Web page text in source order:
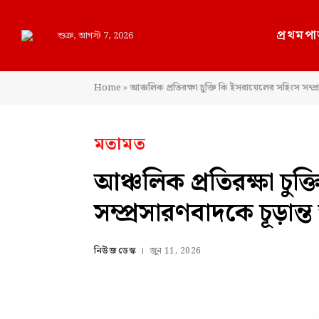
শুক্র, আগস্ট 7, 2026
Home»আঞ্চলিক প্রতিরক্ষা চুক্তি কি ইসরায়েলের সহিংস
মতামত
আঞ্চলিক প্রতিরক্ষা
সম্প্রসারণবাদকে
নিউজ ডেস্ক জুন 11, 2026